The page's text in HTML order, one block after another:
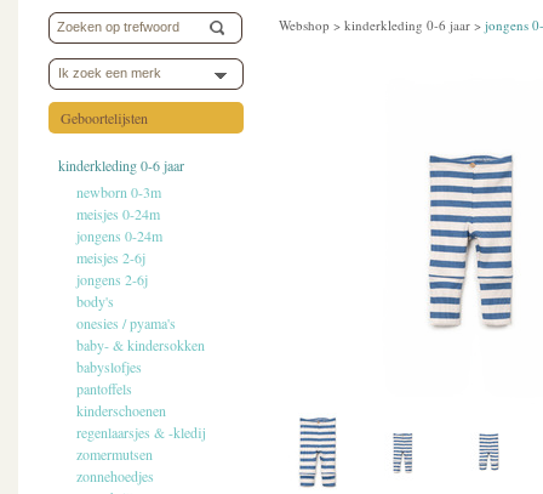
Ik zoek een merk
Geboortelijsten
kinderkleding 0-6 jaar
newborn 0-3m
meisjes 0-24m
jongens 0-24m
meisjes 2-6j
jongens 2-6j
body's
onesies / pyama's
baby- & kindersokken
babyslofjes
pantoffels
kinderschoenen
regenlaarsjes & -kledij
zomermutsen
zonnehoedjes
Webshop > kinderkleding 0-6 jaar > jongens